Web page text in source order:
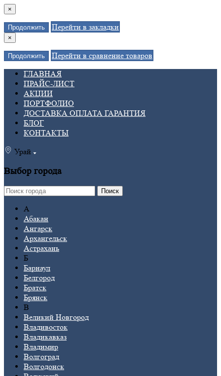
×
Продолжить Перейти в закладки
×
Продолжить
Перейти в сравнение товаров
ГЛАВНАЯ
ПРАЙС-ЛИСТ
АКЦИИ
ПОРТФОЛИО
ДОСТАВКА ОПЛАТА ГАРАНТИЯ
БЛОГ
КОНТАКТЫ
Урай
Выбор города
Поиск
А
Абакан
Ангарск
Архангельск
Астрахань
Б
Барнаул
Белгород
Братск
Брянск
В
Великий Новгород
Владивосток
Владикавказ
Владимир
Волгоград
Волгодонск